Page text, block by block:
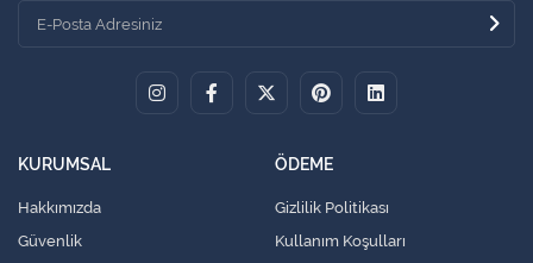
KURUMSAL
Hakkımızda
Güvenlik
ÖDEME
Gizlilik Politikası
Kullanım Koşulları